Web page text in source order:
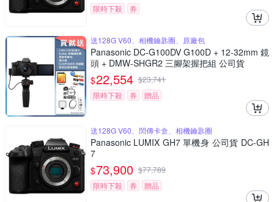
限時下殺 券
送128G V60、相機鑰匙圈、原廠包
Panasonic DC-G100DV G100D + 12-32mm 鏡
頭 + DMW-SHGR2 三腳架握把組 公司貨
$22,554 $23,741
限時下殺
券 贈品
送128G V60、閃傳卡盒、相機鑰匙圈
Panasonic LUMIX GH7 單機身 公司貨 DC-GH
7
$73,900 $77,789
限時下殺
券 贈品